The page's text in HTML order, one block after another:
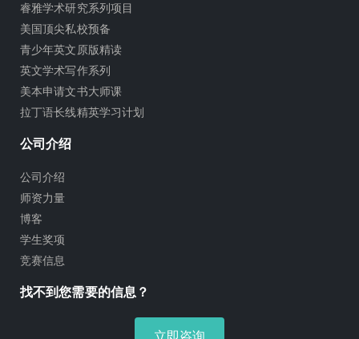
睿雅学术研究系列项目
美国顶尖私校预备
青少年英文原版精读
英文学术写作系列
美本申请文书大师课
拉丁语长线精英学习计划
公司介绍
公司介绍
师资力量
博客
学生奖项
竞赛信息
找不到您需要的信息？